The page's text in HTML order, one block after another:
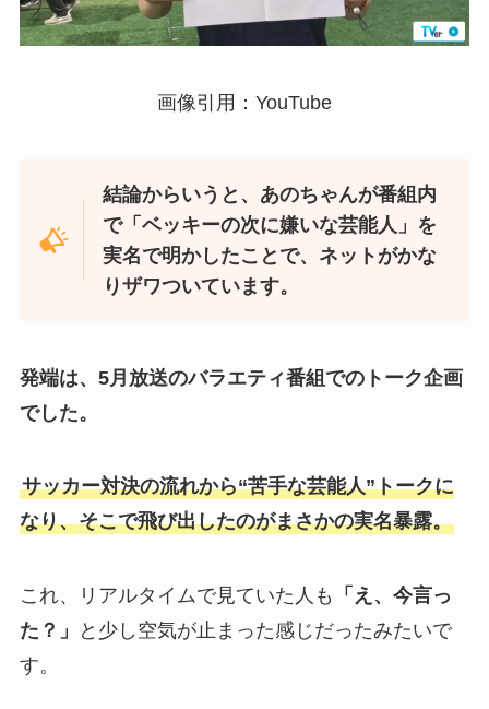
画像引用：YouTube
結論からいうと、あのちゃんが番組内
で「ベッキーの次に嫌いな芸能人」を
実名で明かしたことで、ネットがかな
りザワついています。
発端は、5月放送のバラエティ番組でのトーク企画
でした。
サッカー対決の流れから“苦手な芸能人”トークに
なり、そこで飛び出したのがまさかの実名暴露。
これ、リアルタイムで見ていた人も
「え、今言っ
た？」
と少し空気が止まった感じだったみたいで
す。